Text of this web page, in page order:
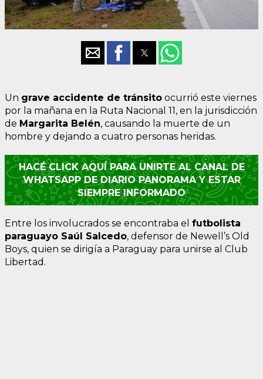
Un grave accidente de tránsito ocurrió este viernes
por la mañana en la Ruta Nacional 11, en la jurisdicción
de Margarita Belén, causando la muerte de un
hombre y dejando a cuatro personas heridas.
HACÉ CLICK AQUÍ PARA UNIRTE AL CANAL DE
WHATSAPP DE DIARIO PANORAMA Y ESTAR
SIEMPRE INFORMADO
Entre los involucrados se encontraba el futbolista
paraguayo Saúl Salcedo, defensor de Newell’s Old
Boys, quien se dirigía a Paraguay para unirse al Club
Libertad.